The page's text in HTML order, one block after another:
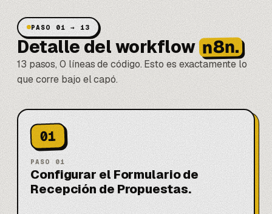
PASO 01 → 13
Detalle del workflow n8n.
13 pasos, 0 líneas de código. Esto es exactamente lo
que corre bajo el capó.
01
PASO 01
Configurar el Formulario de
Recepción de Propuestas.